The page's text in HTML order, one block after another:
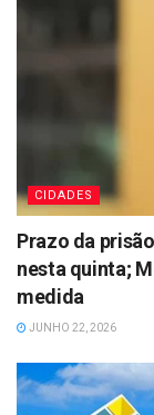
CIDADES
Prazo da
nesta quinta;
medida
JUNHO 22, 2026